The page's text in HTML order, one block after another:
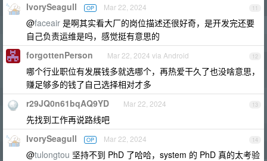
11
IvorySeagull OP Mar 22, 2024
@faceair 是啊其实看大厂的岗位描述还很好奇，是开发完还要
自己负责运维是吗，感觉挺有意思的
12
forgottenPerson Mar 22, 2024 via Android
哪个行业职位有发展钱多就选哪个，再热爱干久了也没啥意思，
赚足够多的钱了自己选择相对才多
13
r29JQ0n61bqAQ9YD Mar 22, 2024
先找到工作再说路线吧
14
IvorySeagull OP Mar 22, 2024
@tulongtou 坚持不到 PhD 了哈哈，system 的 PhD 真的太考验